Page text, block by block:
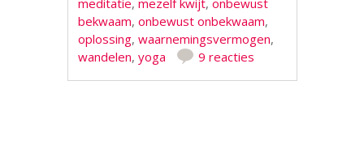
meditatie,mezelf kwijt,onbewust
bekwaam,onbewust onbekwaam,
oplossing,waarnemingsvermogen,
wandelen,yoga 9 reacties